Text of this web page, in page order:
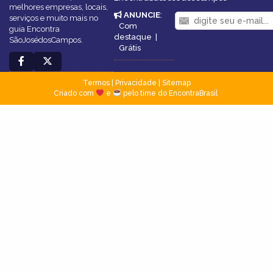
melhores empresas, locais,
serviços e muito mais no
guia Encontra
SãoJosédosCampos.
ANUNCIE:
Com
destaque |
Grátis
Termos| Privacidade
Sitemap
Criado com
e pelo time do EncontraBrasil